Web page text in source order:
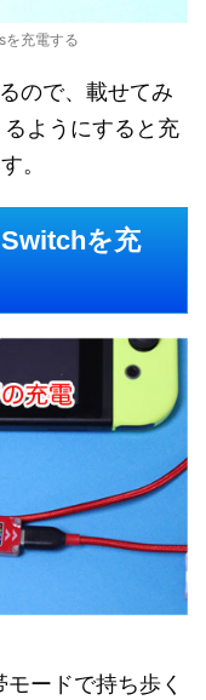
充電する
ので、載せてみ
ようにすると充
。
を充
ードで持ち歩く